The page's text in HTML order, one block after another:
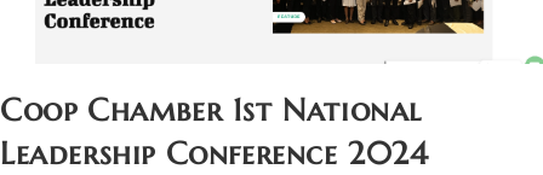
Coop Chamber 1st National
Leadership Conference 2024